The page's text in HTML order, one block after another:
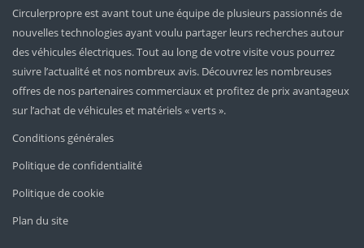
Circulerpropre est avant tout une équipe de plusieurs passionnés de
nouvelles technologies ayant voulu partager leurs recherches autour
des véhicules électriques. Tout au long de votre visite vous pourrez
suivre l’actualité et nos nombreux avis. Découvrez les nombreuses
offres de nos partenaires commerciaux et profitez de prix avantageux
sur l’achat de véhicules et matériels « verts ».
Conditions générales
Politique de confidentialité
Politique de cookie
Plan du site